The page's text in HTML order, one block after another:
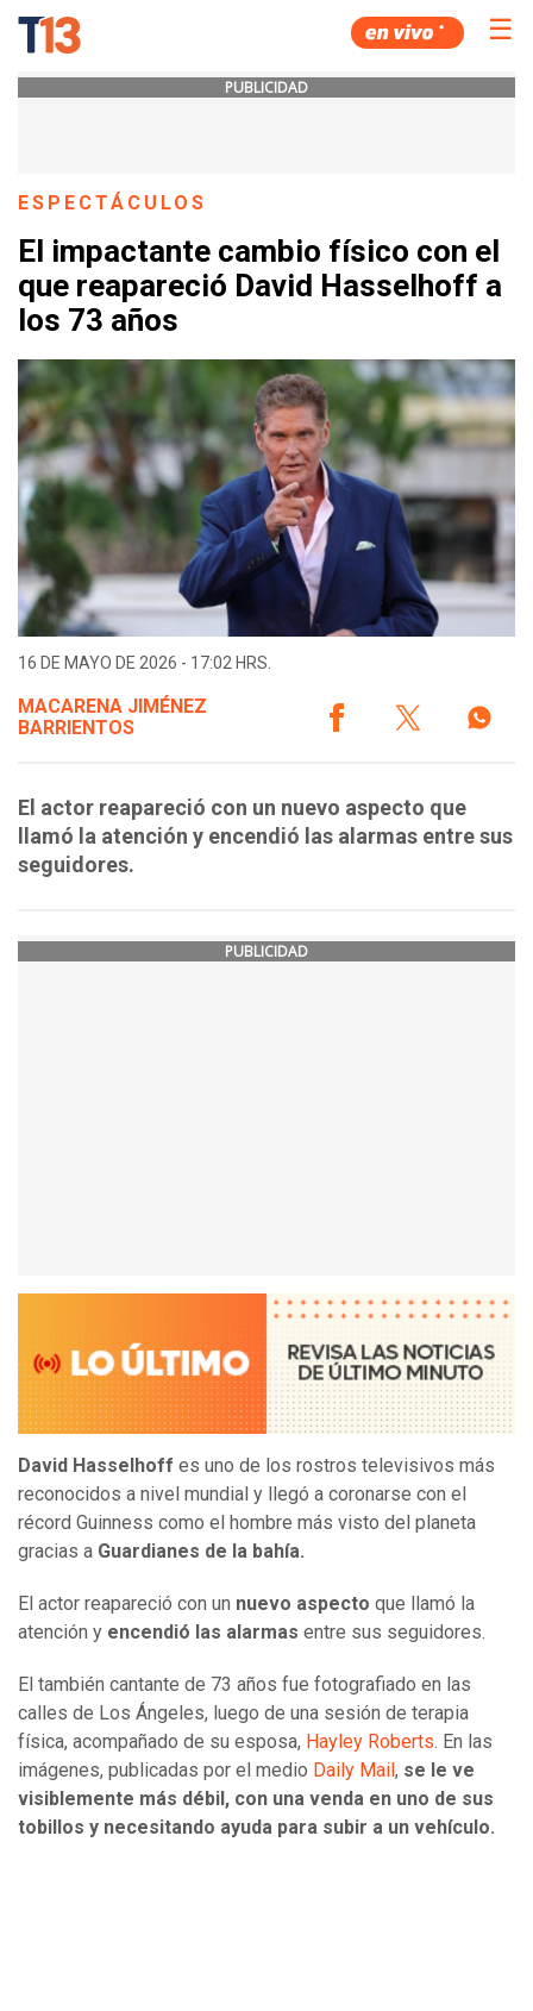
☰
PUBLICIDAD
ESPECTÁCULOS
El impactante cambio físico con el
que reapareció David Hasselhoff a
los 73 años
16 DE MAYO DE 2026 - 17:02 HRS.
MACARENA JIMÉNEZ
BARRIENTOS
El actor reapareció con un nuevo aspecto que
llamó la atención y encendió las alarmas entre sus
seguidores.
PUBLICIDAD
David Hasselhoff es uno de los rostros televisivos más
reconocidos a nivel mundial y llegó a coronarse con el
récord Guinness como el hombre más visto del planeta
gracias a Guardianes de la bahía.
El actor reapareció con un nuevo aspecto que llamó la
atención y encendió las alarmas entre sus seguidores.
El también cantante de 73 años fue fotografiado en las
calles de Los Ángeles, luego de una sesión de terapia
física, acompañado de su esposa, Hayley Roberts. En las
imágenes, publicadas por el medio Daily Mail , se le ve
visiblemente más débil, con una venda en uno de sus
tobillos y necesitando ayuda para subir a un vehículo.